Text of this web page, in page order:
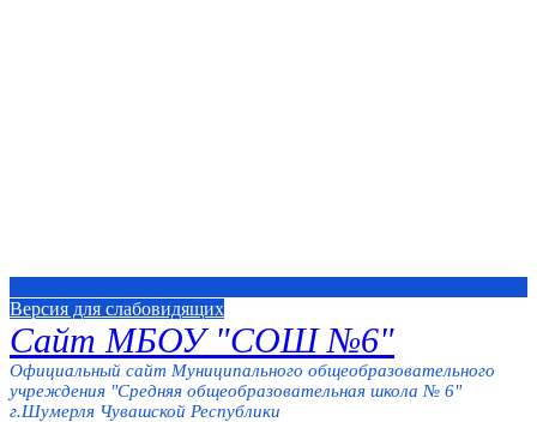
Версия для слабовидящих
Сайт МБОУ "СОШ №6"
Официальный сайт Муниципального общеобразовательного
учреждения "Средняя общеобразовательная школа № 6"
г.Шумерля Чувашской Республики